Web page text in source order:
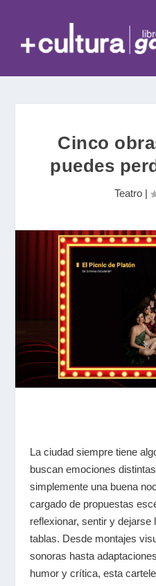
Cinco
puedes
Teatro |
La ciudad siempre tiene
buscan emociones
simplemente una buena
cargado de propuestas
reflexionar, sentir y dejarse
tablas. Desde montajes
sonoras hasta
humor y crítica, esta